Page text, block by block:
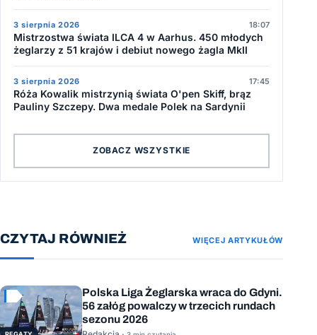
3 sierpnia 2026 18:07
Mistrzostwa świata ILCA 4 w Aarhus. 450 młodych
żeglarzy z 51 krajów i debiut nowego żagla MkII
3 sierpnia 2026 17:45
Róża Kowalik mistrzynią świata O'pen Skiff, brąz
Pauliny Szczepy. Dwa medale Polek na Sardynii
ZOBACZ WSZYSTKIE
CZYTAJ RÓWNIEŻ WIĘCEJ ARTYKUŁÓW
Polska Liga Żeglarska wraca do Gdyni.
56 załóg powalczy w trzecich rundach
sezonu 2026